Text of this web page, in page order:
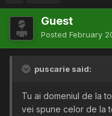
Guest
Posted February
puscarie said:
Tu ai domeniul de la
vei spune celor de la